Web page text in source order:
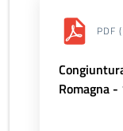
PDF
Romagna